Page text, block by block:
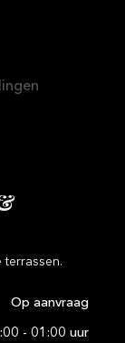
terrassen.
Op aanvraag
- 01:00 uur